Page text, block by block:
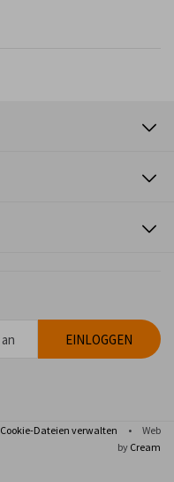
Cookie-Dateien verwalten •
Web
by Cream